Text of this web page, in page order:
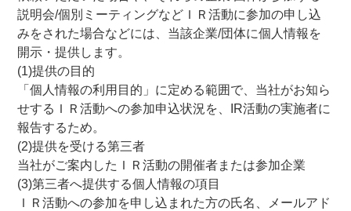
説明会/個別ミーティングなどＩＲ活動に参加の申し込
みをされた場合などには、当該企業/団体に個人情報を
開示・提供します。
(1)提供の目的
「個人情報の利用目的」に定める範囲で、当社がお知ら
せするＩＲ活動への参加申込状況を、IR活動の実施者に
報告するため。
(2)提供を受ける第三者
当社がご案内したＩＲ活動の開催者または参加企業
(3)第三者へ提供する個人情報の項目
ＩＲ活動への参加を申し込まれた方の氏名、メールアド